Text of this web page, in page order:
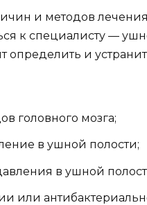
и методов лечения
к специалисту —
определить и
головного мозга;
в ушной полости;
в ушной
или